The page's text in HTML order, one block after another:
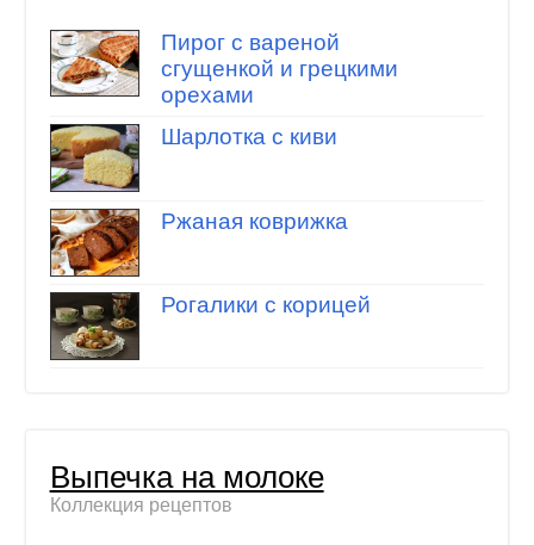
Пирог с вареной
сгущенкой и грецкими
орехами
Шарлотка с киви
Ржаная коврижка
Рогалики с корицей
Выпечка на молоке
Коллекция рецептов